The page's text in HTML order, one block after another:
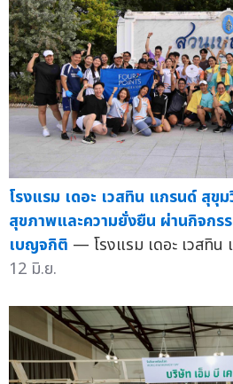
โรงแรม เดอะ เวสทิน แกรนด์ สุขุ
สุขภาพและความยั่งยืน ผ่านกิจกร
เบญจกิติ — โรงแรม เดอะ เวสทิน
12 มิ.ย.